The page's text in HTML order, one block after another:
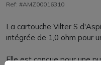
Ref: #AMZ00016310
La cartouche Vilter S
intégrée de 1,0 ohm pour
Elle est conçue pour une